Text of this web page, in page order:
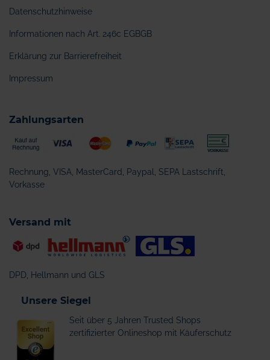
Datenschutzhinweise
Informationen nach Art. 246c EGBGB
Erklärung zur Barrierefreiheit
Impressum
Zahlungsarten
Rechnung, VISA, MasterCard, Paypal, SEPA Lastschrift,
Vorkasse
Versand mit
DPD, Hellmann und GLS
Unsere Siegel
Seit über 5 Jahren Trusted Shops
zertifizierter Onlineshop mit Käuferschutz